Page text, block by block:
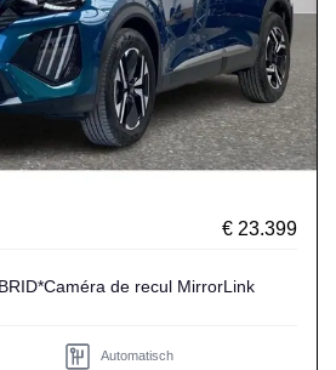
€ 23.399
Automatisch